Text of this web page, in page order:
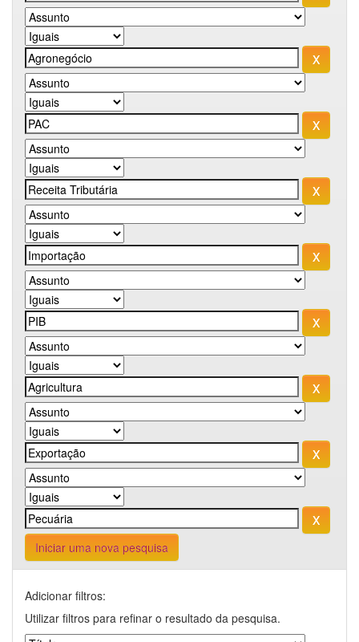
Iniciar uma nova pesquisa
Adicionar filtros:
Utilizar filtros para refinar o resultado da pesquisa.